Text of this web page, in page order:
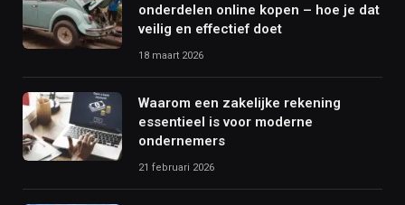
onderdelen online kopen – hoe je dat
veilig en effectief doet
18 maart 2026
Waarom een zakelijke rekening
essentieel is voor moderne
ondernemers
21 februari 2026